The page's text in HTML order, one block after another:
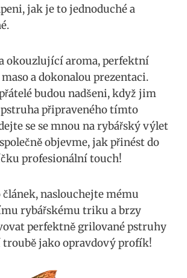
jak ​je to jednoduché a
⁢okouzlující ⁣aroma, perfektní⁤
a dokonalou ⁤prezentaci.
budou nadšeni,⁣ když‍ jim
připraveného ⁤tímto
se ‍se‍ mnou na rybářský výlet
objevme, jak přinést do
profesionální touch!
naslouchejte mému
rybářskému triku a brzy
perfektně grilované pstruhy⁤
troubě⁢ jako⁤ opravdový profík!